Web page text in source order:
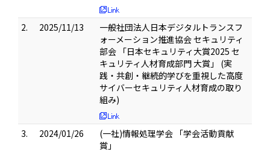
2. 2025/11/13
一般社団法人日本デジタルトランスフ
ォーメーション推進協会 セキュリティ
部会 「日本セキュリティ大賞2025 セ
キュリティ人材育成部門 大賞」 (実
践・共創・継続的学びを重視した高度
サイバーセキュリティ人材育成の取り
組み)
3. 2024/01/26
(一社)情報処理学会 「学会活動貢献
賞」